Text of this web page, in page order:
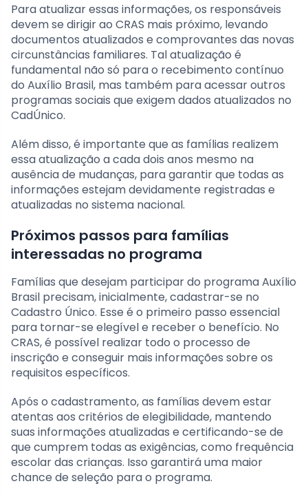
Para atualizar essas informações, os responsáveis
devem se dirigir ao CRAS mais próximo, levando
documentos atualizados e comprovantes das novas
circunstâncias familiares. Tal atualização é
fundamental não só para o recebimento contínuo
do Auxílio Brasil, mas também para acessar outros
programas sociais que exigem dados atualizados no
CadÚnico.
Além disso, é importante que as famílias realizem
essa atualização a cada dois anos mesmo na
ausência de mudanças, para garantir que todas as
informações estejam devidamente registradas e
atualizadas no sistema nacional.
Próximos passos para famílias
interessadas no programa
Famílias que desejam participar do programa Auxílio
Brasil precisam, inicialmente, cadastrar-se no
Cadastro Único. Esse é o primeiro passo essencial
para tornar-se elegível e receber o benefício. No
CRAS, é possível realizar todo o processo de
inscrição e conseguir mais informações sobre os
requisitos específicos.
Após o cadastramento, as famílias devem estar
atentas aos critérios de elegibilidade, mantendo
suas informações atualizadas e certificando-se de
que cumprem todas as exigências, como frequência
escolar das crianças. Isso garantirá uma maior
chance de seleção para o programa.